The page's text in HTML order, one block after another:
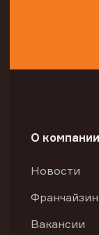
О компании
Новости
Вакансии